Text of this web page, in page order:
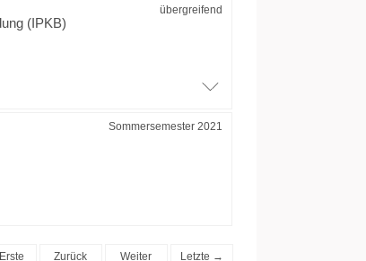
übergreifend
(IPKB)
Sommersemester 2021
Zurück Weiter Letzte →